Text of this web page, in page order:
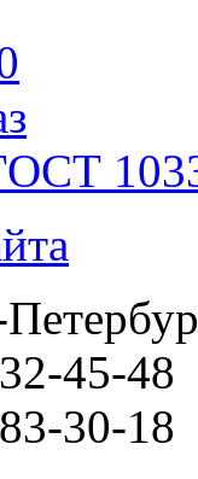
45-48
30-18